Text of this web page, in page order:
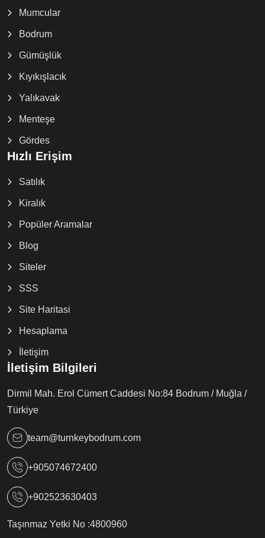
Mumcular
Bodrum
Gümüşlük
Kıyıkışlacık
Yalıkavak
Menteşe
Gördes
Hızlı Erişim
Satılık
Kiralık
Popüler Aramalar
Blog
Siteler
SSS
Site Haritasi
Hesaplama
İletişim
İletişim Bilgileri
Dirmil Mah. Erol Cümert Caddesi No:84 Bodrum / Muğla /
Türkiye
team@turnkeybodrum.com
+905074672400
+902523630403
Taşınmaz Yetki No :4800960